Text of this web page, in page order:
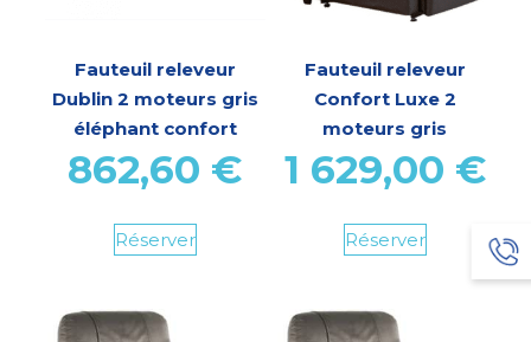
Fauteuil releveur
Dublin 2 moteurs gris
éléphant confort
862,60 €
Réserver
Fauteuil releveur
Confort Luxe 2
moteurs gris
1 629,00 €
Réserver